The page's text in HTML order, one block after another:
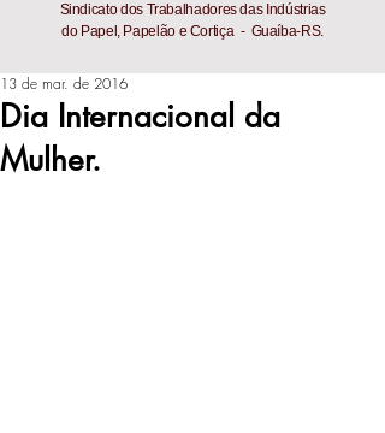
Sindicato dos Trabalhadores das Indústrias
do Papel, Papelão e Cortiça - Guaíba-RS.
Dia Internacional da
Mulher.
13 de mar. de 2016